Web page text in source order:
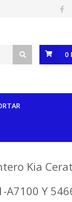
0
Kia
A7100 Y